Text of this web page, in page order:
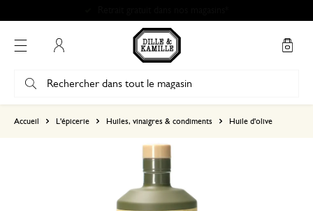
Accueil L'épicerie Huiles, vinaigres & condiments Huile d'olive